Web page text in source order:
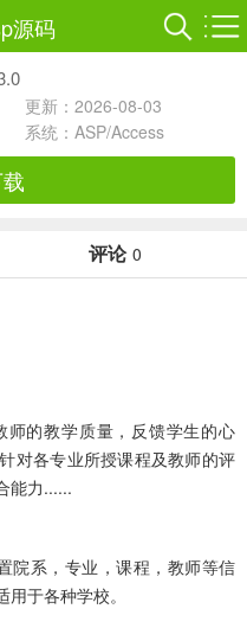
源码
更新：2026-08-03
系统：ASP/Access
评论 0
师的教学质量，反馈学生的心
对各专业所授课程及教师的评
能力......
院系，专业，课程，教师等信
于各种学校。